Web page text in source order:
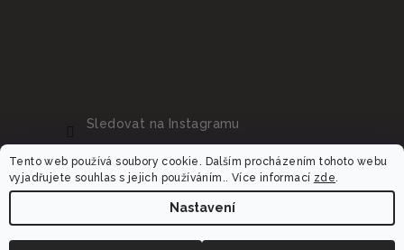
Tento web používá soubory cookie. Dalším procházením tohoto webu
vyjadřujete souhlas s jejich používáním.. Více informací zde.
Nastavení
Sledovat na Instagramu